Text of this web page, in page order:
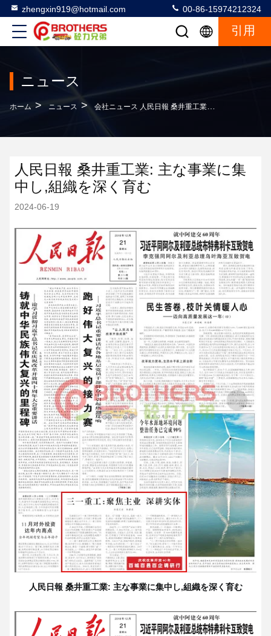
zhengxin919@hotmail.com 00-86-15974212324
引用
ニュース
ホーム > ニュース > 会社ニュース 人民日報 桑井重工業: 主な事業に集中し,組織を深く育む
人民日報 桑井重工業: 主な事業に集
中し,組織を深く育む
2024-06-19
人民日報 桑井重工業: 主な事業に集中し,組織を深く育む